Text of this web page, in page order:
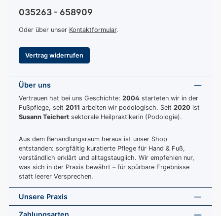
035263 - 658909
Oder über unser Kontaktformular.
Vertrag widerrufen
Über uns
Vertrauen hat bei uns Geschichte: 2004 starteten wir in der
Fußpflege, seit 2011 arbeiten wir podologisch. Seit 2020 ist
Susann Teichert sektorale Heilpraktikerin (Podologie).
Aus dem Behandlungsraum heraus ist unser Shop
entstanden: sorgfältig kuratierte Pflege für Hand & Fuß,
verständlich erklärt und alltagstauglich. Wir empfehlen nur,
was sich in der Praxis bewährt – für spürbare Ergebnisse
statt leerer Versprechen.
Unsere Praxis